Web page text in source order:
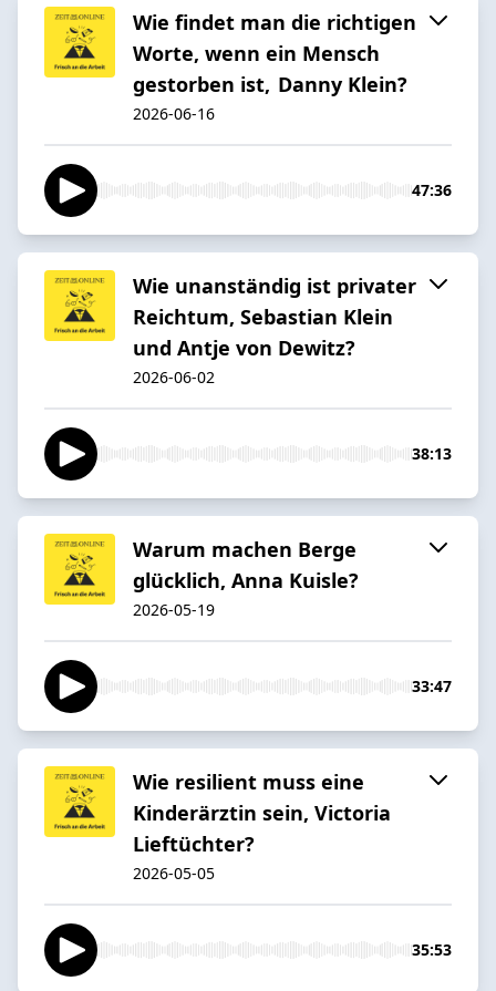
Wie findet man die richtigen
Worte, wenn ein Mensch
gestorben ist, Danny Klein?
2026-06-16
47:36
Wie unanständig ist privater
Reichtum, Sebastian Klein
und Antje von Dewitz?
2026-06-02
38:13
Warum machen Berge
glücklich, Anna Kuisle?
2026-05-19
33:47
Wie resilient muss eine
Kinderärztin sein, Victoria
Lieftüchter?
2026-05-05
35:53